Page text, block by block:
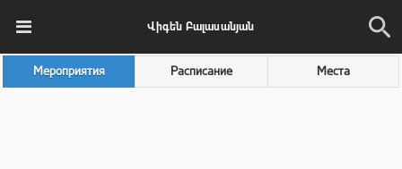
Վիգեն Բալասանյան
Мероприятия Расписание Места